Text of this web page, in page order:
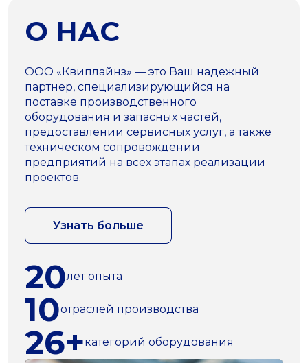
О НАС
ООО «Квиплайнз» — это Ваш надежный
партнер, специализирующийся на
поставке производственного
оборудования и запасных частей,
предоставлении сервисных услуг, а также
техническом сопровождении
предприятий на всех этапах реализации
проектов.
Узнать больше
20лет опыта
10отраслей производства
26+категорий оборудования